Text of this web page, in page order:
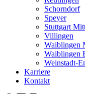
Schorndorf
Speyer
Stuttgart
Villingen
Waiblingen
Waiblingen
Weinstadt-
Karriere
Kontakt